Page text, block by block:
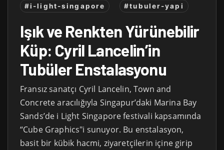
#i-light-singapore
#tubuler-yapi
Işık ve Renkten Yürünebilir
Küp: Cyril Lancelin’in
Tubüler Enstalasyonu
Fransız sanatçı Cyril Lancelin, Town and
Concrete aracılığıyla Singapur’daki Marina Bay
Sands’de i Light Singapore festivali kapsamında
“Cube Graphics"i sunuyor. Bu enstalasyon,
basit bir kübik hacmi, ziyaretçilerin içine girip